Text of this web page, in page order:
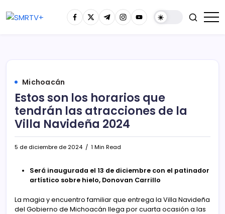
Michoacán
Estos son los horarios que
tendrán las atracciones de la
Villa Navideña 2024
5 de diciembre de 2024 1 Min Read
Será inaugurada el 13 de diciembre con el patinador
artístico sobre hielo, Donovan Carrillo
La magia y encuentro familiar que entrega la Villa Navideña
del Gobierno de Michoacán llega por cuarta ocasión a las